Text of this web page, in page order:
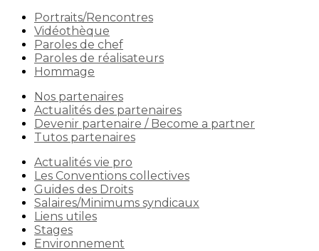
Portraits/Rencontres
Vidéothèque
Paroles de chef
Paroles de réalisateurs
Hommage
Nos partenaires
Actualités des partenaires
Devenir partenaire / Become a partner
Tutos partenaires
Actualités vie pro
Les Conventions collectives
Guides des Droits
Salaires/Minimums syndicaux
Liens utiles
Stages
Environnement